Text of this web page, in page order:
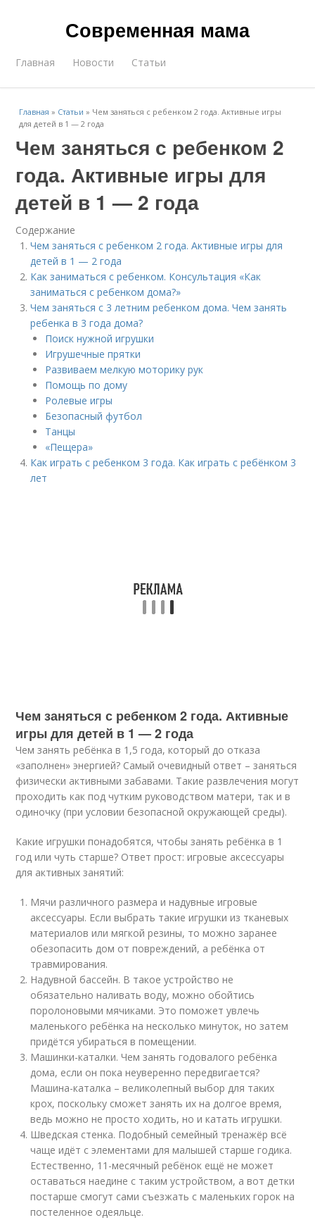
Современная мама
Главная Новости Статьи
Главная » Статьи » Чем заняться с ребенком 2 года. Активные игры
для детей в 1 — 2 года
Чем заняться с ребенком 2
года. Активные игры для
детей в 1 — 2 года
Содержание
Чем заняться с ребенком 2 года. Активные игры для
детей в 1 — 2 года
Как заниматься с ребенком. Консультация «Как
заниматься с ребенком дома?»
Чем заняться с 3 летним ребенком дома. Чем занять
ребенка в 3 года дома?
Поиск нужной игрушки
Игрушечные прятки
Развиваем мелкую моторику рук
Помощь по дому
Ролевые игры
Безопасный футбол
Танцы
«Пещера»
Как играть с ребенком 3 года. Как играть с ребёнком 3
лет
Чем заняться с ребенком 2 года. Активные
игры для детей в 1 — 2 года
Чем занять ребёнка в 1,5 года, который до отказа
«заполнен» энергией? Самый очевидный ответ – заняться
физически активными забавами. Такие развлечения могут
проходить как под чутким руководством матери, так и в
одиночку (при условии безопасной окружающей среды).
Какие игрушки понадобятся, чтобы занять ребёнка в 1
год или чуть старше? Ответ прост: игровые аксессуары
для активных занятий:
Мячи различного размера и надувные игровые
аксессуары. Если выбрать такие игрушки из тканевых
материалов или мягкой резины, то можно заранее
обезопасить дом от повреждений, а ребёнка от
травмирования.
Надувной бассейн. В такое устройство не
обязательно наливать воду, можно обойтись
поролоновыми мячиками. Это поможет увлечь
маленького ребёнка на несколько минуток, но затем
придётся убираться в помещении.
Машинки-каталки. Чем занять годовалого ребёнка
дома, если он пока неуверенно передвигается?
Машина-каталка – великолепный выбор для таких
крох, поскольку сможет занять их на долгое время,
ведь можно не просто ходить, но и катать игрушки.
Шведская стенка. Подобный семейный тренажёр всё
чаще идёт с элементами для малышей старше годика.
Естественно, 11-месячный ребёнок ещё не может
оставаться наедине с таким устройством, а вот детки
постарше смогут сами съезжать с маленьких горок на
постеленное одеяльце.